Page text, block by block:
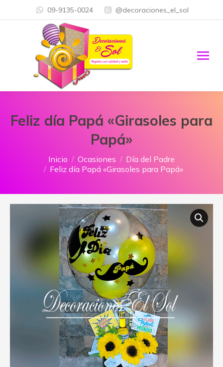
09-9135-0024 @decoraciones_el_sol
Feliz día Papá «Girasoles para
Papá»
Estás aquí:Inicio Ocasiones
Día del Padre
Feliz día Papá «Girasoles para Papá»